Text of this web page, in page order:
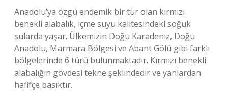
Anadolu’ya özgü endemik bir tür olan kırmızı
benekli alabalık, içme suyu kalitesindeki soğuk
sularda yaşar. Ülkemizin Doğu Karadeniz, Doğu
Anadolu, Marmara Bölgesi ve Abant Gölü gibi farklı
bölgelerinde 6 türü bulunmaktadır. Kırmızı benekli
alabalığın gövdesi tekne şeklindedir ve yanlardan
hafifçe basıktır.